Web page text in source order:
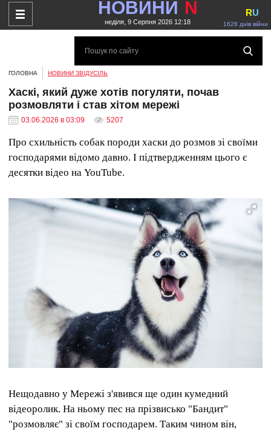
НОВИНИ N
неділя, 9 Серпня 2026 12:18 1628 днів війни
RU
ГОЛОВНА НОВИНИ ЗВІДУСІЛЬ
Хаскі, який дуже хотів погуляти, почав
розмовляти і став хітом мережі
03.06.2026 в 03:09 5207
Про схильність собак породи хаски до розмов зі своїми
господарями відомо давно. І підтвердженням цього є
десятки відео на YouTube.
Нещодавно у Мережі з'явився ще один кумедний
відеоролик. На ньому пес на прізвисько "Бандит"
"розмовляє" зі своїм господарем. Таким чином він,